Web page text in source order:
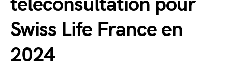
Swiss Life France en
2024